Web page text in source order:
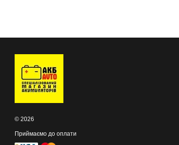
© 2026
Приймаємо до оплати